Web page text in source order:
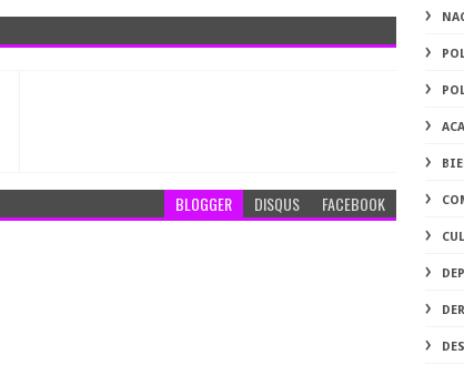
BLOGGER DISQUS FACEBOOK